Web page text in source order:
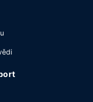
k internetu
odhlášení při
nebo společenskou
prostory o
tato dopravní